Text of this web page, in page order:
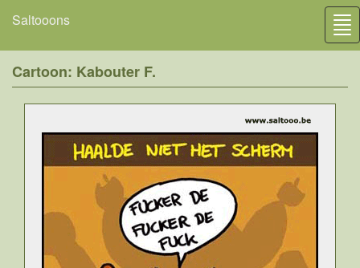
Saltooons
Cartoon: Kabouter F.